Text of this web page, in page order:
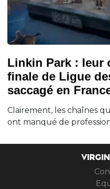
Linkin Park : leur
finale de Ligue
saccagé en
Clairement, les chaînes
ont manqué de